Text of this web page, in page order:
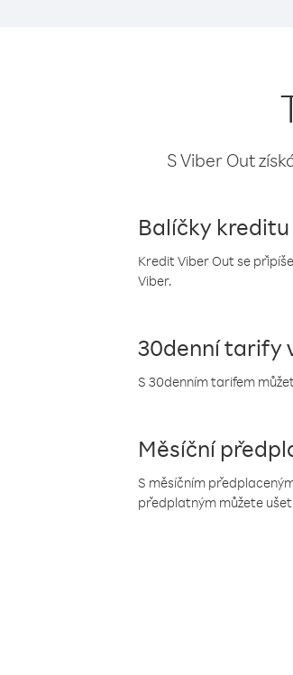
S Viber Out
Balíčky kreditu
Kredit Viber Out se
Viber.
30denní tarify
S 30denním tarifem
Měsíční
S měsíčním
předplatným můžete